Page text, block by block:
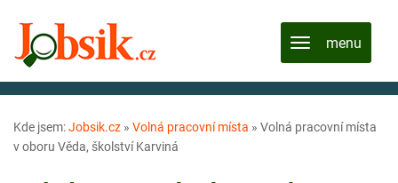
Kde jsem:Jobsik.cz » Volná pracovní místa » Volná pracovní místa
v oboru Věda, školství Karviná